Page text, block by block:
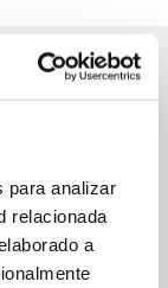
para analizar
relacionada
a